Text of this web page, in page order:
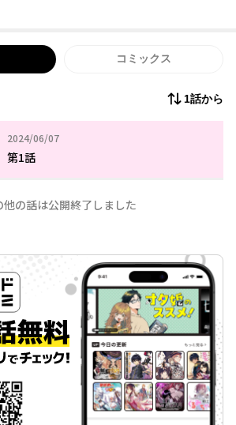
コミックス
1話から
2024/06/07
2024年06月07日
第1話
他の話は公開終了しました